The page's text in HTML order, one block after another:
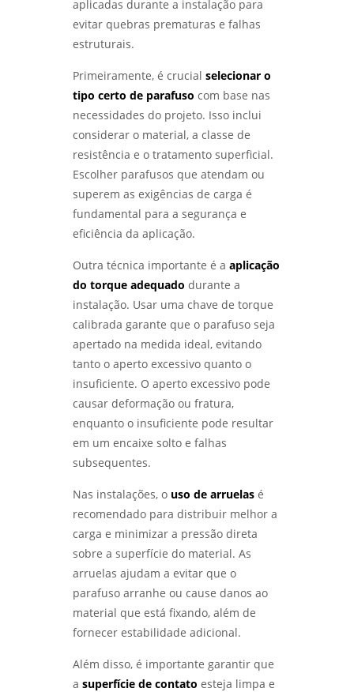
APLICAÇÕES PRÁTICAS - LABMETAL
PROBLEMAS EFICAZMENTE - LABMETAL
ENSAIO DE CORROSÃO: COMO GARANTIR A
DURABILIDADE DOS MATERIAIS EM
ENSAIOS MECÂNICOS E METALÚRGICOS:
COMO GARANTIR A QUALIDADE DOS
MATERIAIS NA INDÚSTRIA - LABMETAL
SUA IMPORTÂNCIA E APLICAÇÕES NA
ENGENHARIA - LABMETAL
INSPEÇÃO DE SOLDA: COMO GARANTIR A
QUALIDADE E SEGURANÇA EM PROJETOS DE
SOLDAGEM - LABMETAL
LABORATÓRIO DE ANÁLISE QUÍMICA: COMO
ESCOLHER O MELHOR PARA SUAS
NECESSIDADES - LABMETAL
COMO GARANTIR A QUALIFICAÇÃO DE
SOLDADORES PARA MELHORES PRÁTICAS
INDUSTRIAIS - LABMETAL
ENTENDA TUDO SOBRE ENSAIO DE CORROSÃO
INTERGRANULAR E SUAS APLICAÇÕES
INDUSTRIAIS - LABMETAL
ANÁLISE DE QUEBRA DE PARAFUSOS:
LABMETAL
ANÁLISE DO TIPO DE QUEBRA: ENTENDA SEUS
aplicadas durante a instalação para
evitar quebras prematuras e falhas
estruturais.
Primeiramente, é crucial selecionar o
tipo certo de parafuso com base nas
necessidades do projeto. Isso inclui
considerar o material, a classe de
resistência e o tratamento superficial.
Escolher parafusos que atendam ou
superem as exigências de carga é
fundamental para a segurança e
eficiência da aplicação.
Outra técnica importante é a aplicação
do torque adequado durante a
instalação. Usar uma chave de torque
calibrada garante que o parafuso seja
apertado na medida ideal, evitando
tanto o aperto excessivo quanto o
insuficiente. O aperto excessivo pode
causar deformação ou fratura,
enquanto o insuficiente pode resultar
em um encaixe solto e falhas
subsequentes.
Nas instalações, o uso de arruelasé
recomendado para distribuir melhor a
carga e minimizar a pressão direta
sobre a superfície do material. As
arruelas ajudam a evitar que o
parafuso arranhe ou cause danos ao
material que está fixando, além de
fornecer estabilidade adicional.
Além disso, é importante garantir que
a superfície de contato esteja limpa e